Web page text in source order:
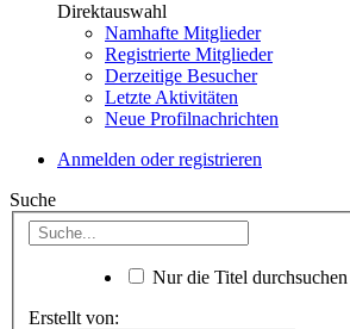
Direktauswahl
Namhafte Mitglieder
Registrierte Mitglieder
Derzeitige Besucher
Letzte Aktivitäten
Neue Profilnachrichten
Anmelden oder registrieren
Suche
Nur die Titel durchsuchen
Erstellt von: